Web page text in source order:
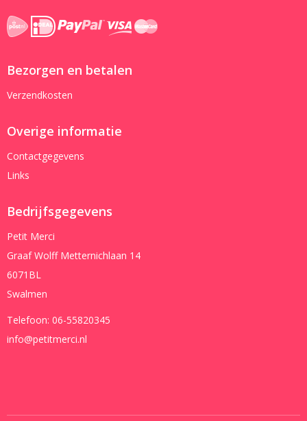
Bezorgen en betalen
Verzendkosten
Overige informatie
Contactgegevens
Links
Bedrijfsgegevens
Petit Merci
Graaf Wolff Metternichlaan 14
6071BL
Swalmen
Telefoon: 06-55820345
info@petitmerci.nl